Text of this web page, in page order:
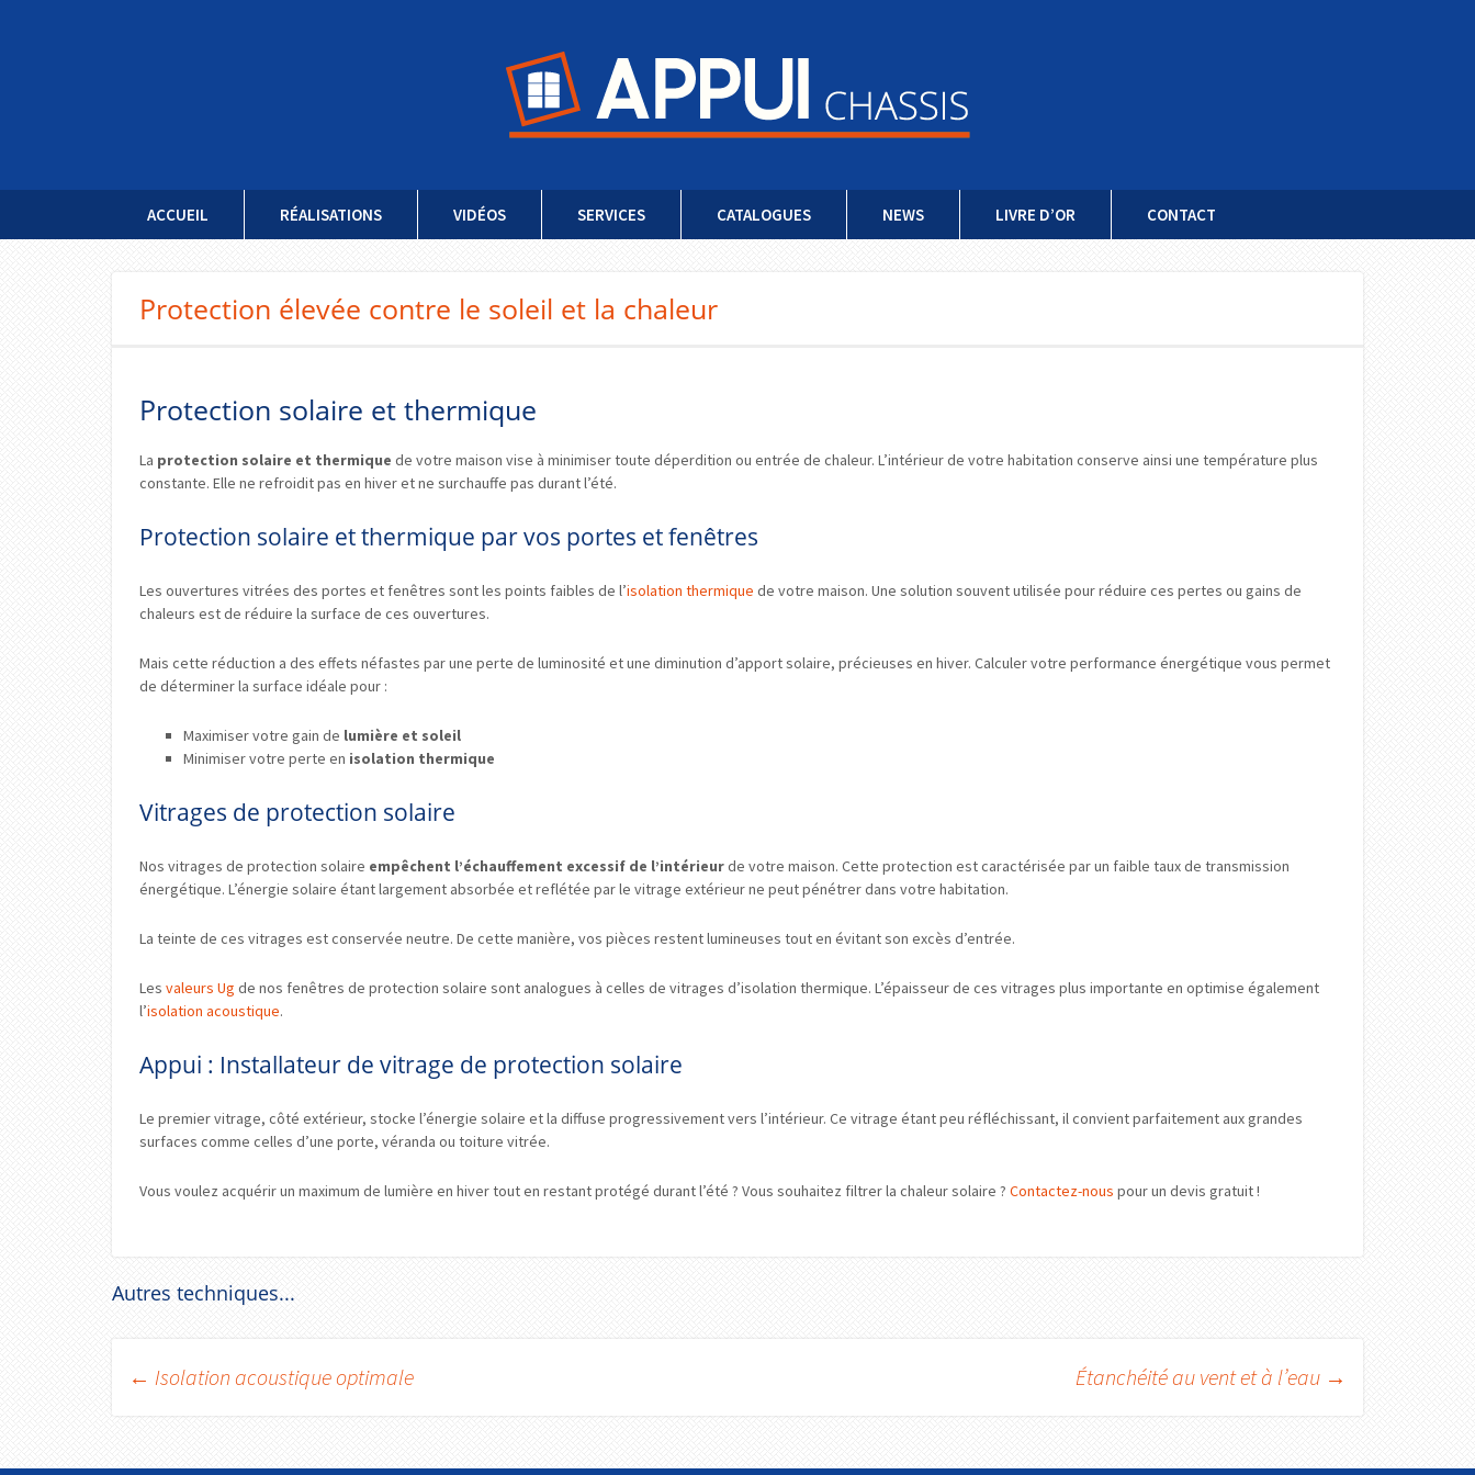
contenu
principal
ACCUEIL RÉALISATIONS VIDÉOS SERVICES CATALOGUES NEWS LIVRE D’OR CONTACT
Protection élevée contre le soleil et la chaleur
Protection solaire et thermique
La protection solaire et thermique de votre maison vise à minimiser toute déperdition ou entrée de chaleur. L’intérieur de votre habitation conserve ainsi une température plus
constante. Elle ne refroidit pas en hiver et ne surchauffe pas durant l’été.
Protection solaire et thermique par vos portes et fenêtres
Les ouvertures vitrées des portes et fenêtres sont les points faibles de l’isolation thermique de votre maison. Une solution souvent utilisée pour réduire ces pertes ou gains de
chaleurs est de réduire la surface de ces ouvertures.
Mais cette réduction a des effets néfastes par une perte de luminosité et une diminution d’apport solaire, précieuses en hiver. Calculer votre performance énergétique vous permet
de déterminer la surface idéale pour :
Maximiser votre gain de lumière et soleil
Minimiser votre perte en isolation thermique
Vitrages de protection solaire
Nos vitrages de protection solaire empêchent l’échauffement excessif de l’intérieurde votre maison. Cette protection est caractérisée par un faible taux de transmission
énergétique. L’énergie solaire étant largement absorbée et reflétée par le vitrage extérieur ne peut pénétrer dans votre habitation.
La teinte de ces vitrages est conservée neutre. De cette manière, vos pièces restent lumineuses tout en évitant son excès d’entrée.
Les valeurs Ug de nos fenêtres de protection solaire sont analogues à celles de vitrages d’isolation thermique. L’épaisseur de ces vitrages plus importante en optimise également
l’isolation acoustique.
Appui : Installateur de vitrage de protection solaire
Le premier vitrage, côté extérieur, stocke l’énergie solaire et la diffuse progressivement vers l’intérieur. Ce vitrage étant peu réfléchissant, il convient parfaitement aux grandes
surfaces comme celles d’une porte, véranda ou toiture vitrée.
Vous voulez acquérir un maximum de lumière en hiver tout en restant protégé durant l’été ? Vous souhaitez filtrer la chaleur solaire ? Contactez-nous pour un devis gratuit !
Autres techniques...
← Isolation acoustique optimale Étanchéité au vent et à l’eau →